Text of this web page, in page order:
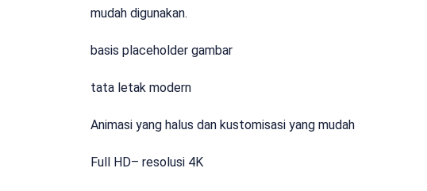
mudah digunakan.
basis placeholder gambar
tata letak modern
Animasi yang halus dan kustomisasi yang mudah
Full HD– resolusi 4K